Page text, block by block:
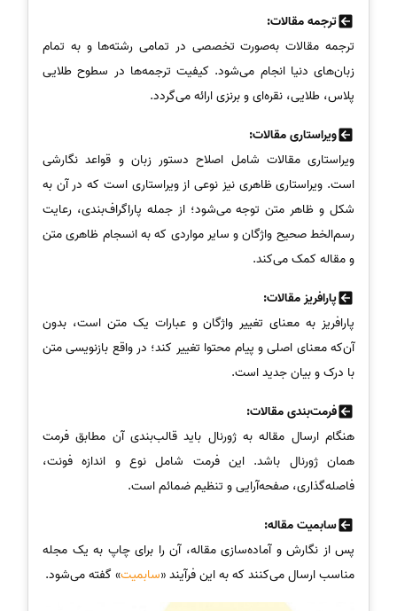
ترجمه مقالات:
ترجمه مقالات به‌صورت تخصصی در تمامی رشته‌ها و به تمام
زبان‌های دنیا انجام می‌شود. کیفیت ترجمه‌ها در سطوح طلایی
پلاس، طلایی، نقره‌ای و برنزی ارائه می‌گردد.
ویراستاری مقالات:
ویراستاری مقالات شامل اصلاح دستور زبان و قواعد نگارشی
است. ویراستاری ظاهری نیز نوعی از ویراستاری است که در آن به
شکل و ظاهر متن توجه می‌شود؛ از جمله پاراگراف‌بندی، رعایت
رسم‌الخط صحیح واژگان و سایر مواردی که به انسجام ظاهری متن
و مقاله کمک می‌کند.
پارافریز مقالات:
پارافریز به معنای تغییر واژگان و عبارات یک متن است، بدون
آن‌که معنای اصلی و پیام محتوا تغییر کند؛ در واقع بازنویسی متن
با درک و بیان جدید است.
فرمت‌بندی مقالات:
هنگام ارسال مقاله به ژورنال باید قالب‌بندی آن مطابق فرمت
همان ژورنال باشد. این فرمت شامل نوع و اندازه فونت،
فاصله‌گذاری، صفحه‌آرایی و تنظیم ضمائم است.
سابمیت مقاله:
پس از نگارش و آماده‌سازی مقاله، آن را برای چاپ به یک مجله
مناسب ارسال می‌کنند که به این فرآیند «سابمیت» گفته می‌شود.